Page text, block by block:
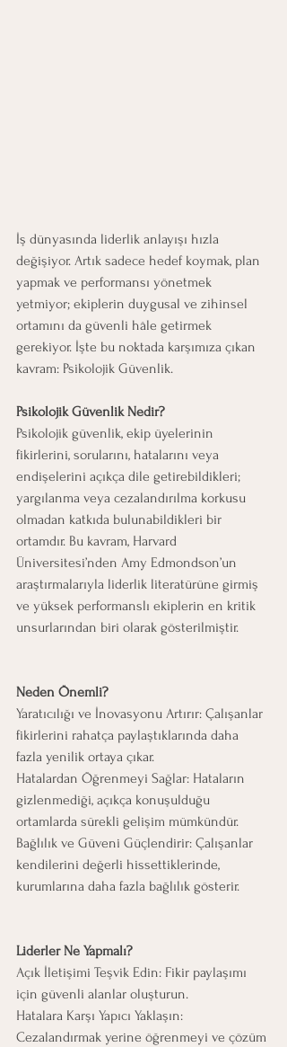
İş dünyasında liderlik anlayışı hızla
değişiyor. Artık sadece hedef koymak, plan
yapmak ve performansı yönetmek
yetmiyor; ekiplerin duygusal ve zihinsel
ortamını da güvenli hâle getirmek
gerekiyor. İşte bu noktada karşımıza çıkan
kavram: Psikolojik Güvenlik.
Psikolojik Güvenlik Nedir?
Psikolojik güvenlik, ekip üyelerinin
fikirlerini, sorularını, hatalarını veya
endişelerini açıkça dile getirebildikleri;
yargılanma veya cezalandırılma korkusu
olmadan katkıda bulunabildikleri bir
ortamdır. Bu kavram, Harvard
Üniversitesi’nden Amy Edmondson’un
araştırmalarıyla liderlik literatürüne girmiş
ve yüksek performanslı ekiplerin en kritik
unsurlarından biri olarak gösterilmiştir.
Neden Önemli?
Yaratıcılığı ve İnovasyonu Artırır: Çalışanlar
fikirlerini rahatça paylaştıklarında daha
fazla yenilik ortaya çıkar.
Hatalardan Öğrenmeyi Sağlar: Hataların
gizlenmediği, açıkça konuşulduğu
ortamlarda sürekli gelişim mümkündür.
Bağlılık ve Güveni Güçlendirir: Çalışanlar
kendilerini değerli hissettiklerinde,
kurumlarına daha fazla bağlılık gösterir.
Liderler Ne Yapmalı?
Açık İletişimi Teşvik Edin: Fikir paylaşımı
için güvenli alanlar oluşturun.
Hatalara Karşı Yapıcı Yaklaşın:
Cezalandırmak yerine öğrenmeyi ve çözüm